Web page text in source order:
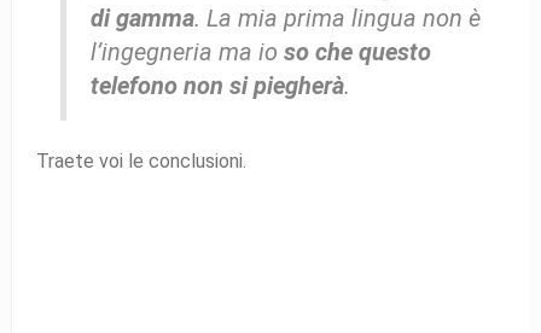
di gamma. La mia prima lingua non è
l’ingegneria ma io so che questo
telefono non si piegherà.
Traete voi le conclusioni.